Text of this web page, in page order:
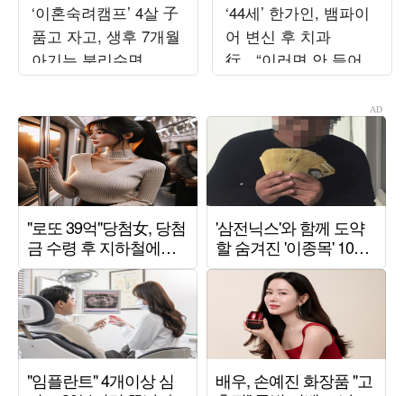
‘이혼숙려캠프’ 4살 子
품고 자고, 생후 7개월
아기는 분리수면...이
호선 “둘째 싫은 이유
‘44세’ 한가인, 뱀파이
어 변신 후 치과
行…“이러면 안 들어보
내줄 듯” (‘자유부인’)